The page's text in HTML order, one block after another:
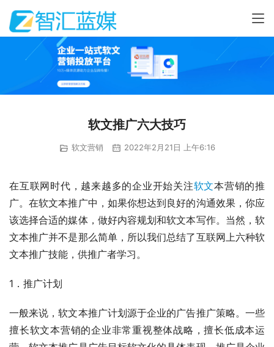
软文推广六大技巧
软文营销 2022年2月21日 上午6:16
在互联网时代，越来越多的企业开始关注软文本营销的推
广。在软文本推广中，如果你想达到良好的沟通效果，你应
该选择合适的媒体，做好内容规划和软文本写作。当然，软
文本推广并不是那么简单，所以我们总结了互联网上六种软
文本推广技能，供推广者学习。
1．推广计划
一般来说，软文本推广计划源于企业的广告推广策略。一些
擅长软文本营销的企业非常重视整体战略，擅长低成本运